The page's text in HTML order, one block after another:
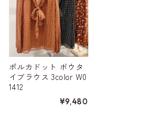
ポルカドット ボウタ
イブラウス 3color W0
1412
¥9,480